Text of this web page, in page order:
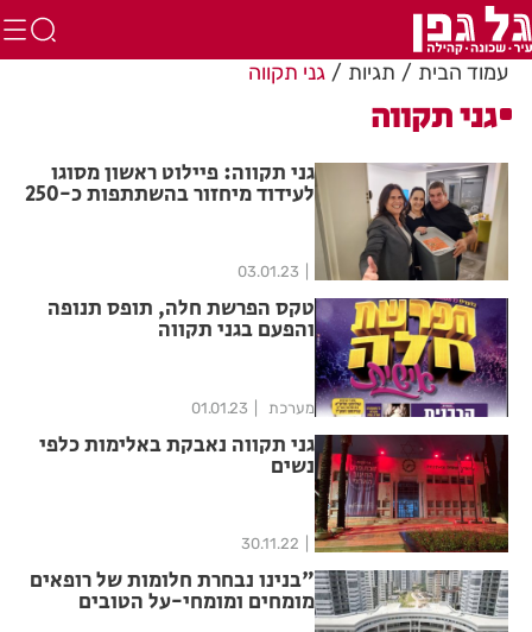
עמוד הבית תגיות גני תקווה
גני תקווה
גני תקווה: פיילוט ראשון מסוגו
לעידוד מיחזור בהשתתפות כ-250
03.01.23
טקס הפרשת חלה, תופס תנופה
והפעם בגני תקווה
מערכת 01.01.23
גני תקווה נאבקת באלימות כלפי
נשים
30.11.22
"בנינו נבחרת חלומות של רופאים
מומחים ומומחי-על הטובים